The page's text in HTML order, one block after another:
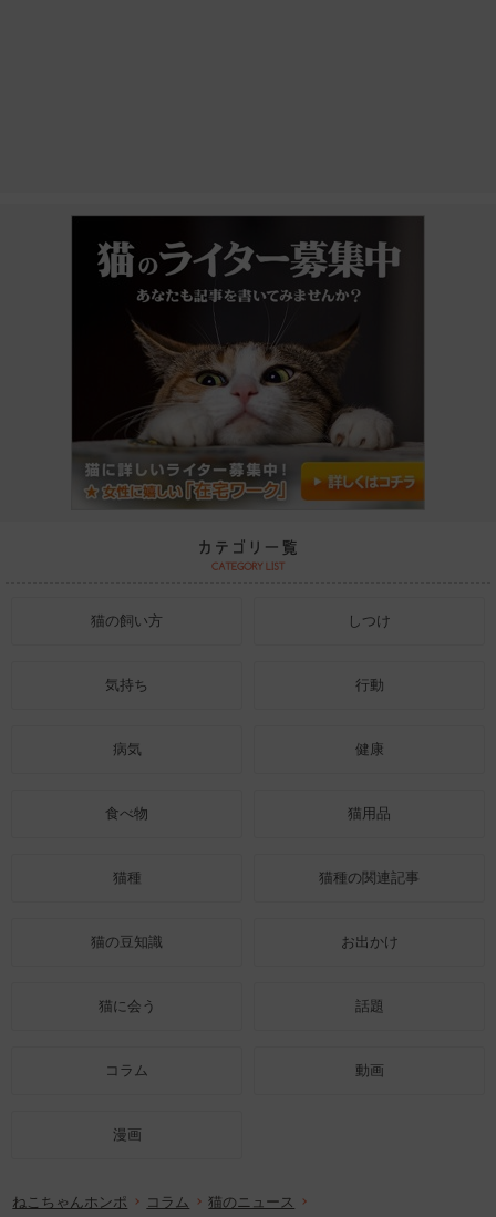
猫の飼い方 しつけ
気持ち 行動
病気 健康
食べ物 猫用品
猫種 猫種の関連記事
猫の豆知識 お出かけ
猫に会う 話題
コラム 動画
漫画
ねこちゃんホンポ コラム
猫のニュース